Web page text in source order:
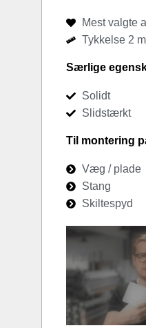
Mest valgte
Tykkelse 2
Særlige
Solidt
Slidstærkt
Til montering
Væg / plade
Stang
Skiltespyd